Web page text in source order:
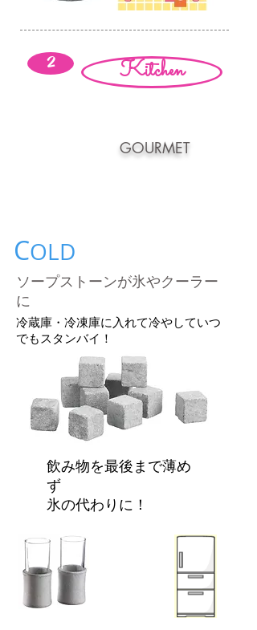
2 Kitchen
GOURMET
COLD
ソープストーンが氷やクーラー
に
冷蔵庫・冷凍庫に入れて冷やしていつ
でもスタンバイ！
​飲み物を最後まで薄め
ず
氷の代わりに！